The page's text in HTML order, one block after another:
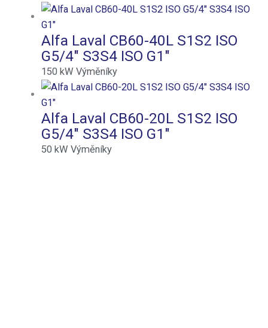
Alfa Laval CB60-40L S1S2 ISO
G5/4″ S3S4 ISO G1″
150 kW Výměníky
Alfa Laval CB60-20L S1S2 ISO
G5/4″ S3S4 ISO G1″
50 kW Výměníky